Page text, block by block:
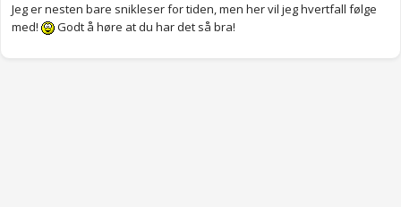
Jeg er nesten bare snikleser for tiden, men her vil jeg hvertfall følge
med!
Godt å høre at du har det så bra!